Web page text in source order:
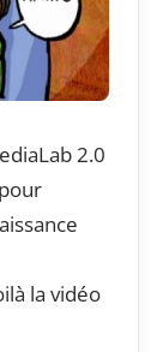
2.0
la vidéo